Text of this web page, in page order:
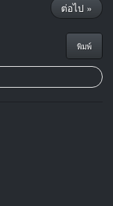
ต่อไป »
พิมพ์